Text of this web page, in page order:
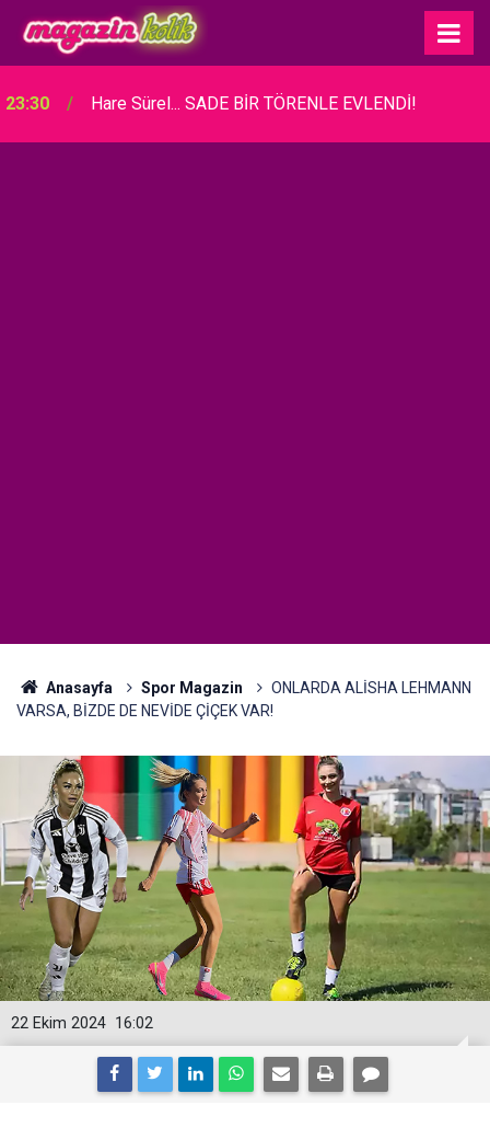
23:30 Hare Sürel... SADE BİR TÖRENLE EVLENDİ!
Anasayfa Spor Magazin
ONLARDA ALİSHA LEHMANN
VARSA, BİZDE DE NEVİDE ÇİÇEK VAR!
16:02
22 Ekim 2024